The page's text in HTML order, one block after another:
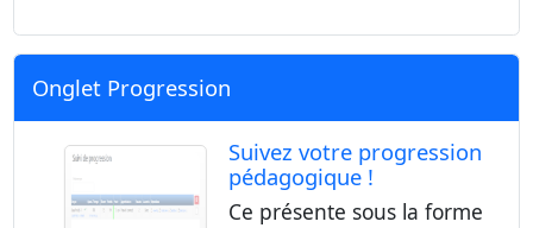
Onglet Progression
Suivez votre progression
pédagogique !
Ce présente sous la forme